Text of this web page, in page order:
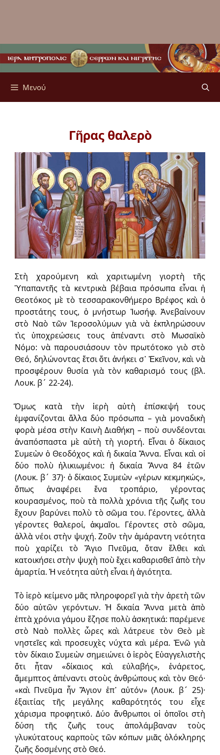
Μενού
Γῆρας θαλερὸ
Στὴ χαρούμενη καὶ χαριτωμένη γιορ­τὴ τῆς
Ὑπαπαντῆς τὰ κεντρικὰ βέβαια πρόσωπα εἶναι ἡ
Θεοτόκος μὲ τὸ τεσσαρακονθήμερο Βρέφος καὶ ὁ
προστάτης τους, ὁ μνήστωρ Ἰωσήφ. Ἀνεβαίνουν
στὸ Ναὸ τῶν Ἱεροσολύμων γιὰ νὰ ἐκπληρώσουν
τὶς ὑποχρεώσεις τους ἀπέναντι στὸ Μωσαϊκὸ
Νόμο: νὰ παρουσιάσουν τὸν πρωτότοκο γιὸ στὸ
Θεό, δηλώνοντας ἔτσι ὅτι ἀνήκει σ᾿ Ἐκεῖνον, καὶ νὰ
προσφέρουν θυσία γιὰ τὸν καθαρισμό τους (βλ.
Λουκ. β´ 22-24).
Ὅμως κατὰ τὴν ἱερὴ αὐτὴ ἐπίσκεψή τους
ἐμφανίζονται ἄλλα δύο πρόσωπα – γιὰ μοναδικὴ
φορὰ μέσα στὴν Καινὴ Διαθήκη – ποὺ συνδέονται
ἀναπόσπαστα μὲ αὐτὴ τὴ γιορτή. Εἶναι ὁ δίκαιος
Συμεὼν ὁ Θεοδόχος καὶ ἡ δικαία Ἄννα. Εἶναι καὶ οἱ
δύο πολὺ ἡλικιωμένοι: ἡ δικαία Ἄννα 84 ἐτῶν
(Λουκ. β´ 37)· ὁ δίκαιος Συμεὼν «γέρων κεκμηκώς»,
ὅπως ἀναφέρει ἕνα τροπάριο, γέροντας
κουρασμένος, ποὺ τὰ πολλὰ χρόνια τῆς ζωῆς του
ἔχουν βαρύνει πολὺ τὸ σῶμα του. Γέροντες, ἀλλὰ
γέροντες θαλεροί, ἀκμαῖοι. Γέροντες στὸ σῶμα,
ἀλλὰ νέοι στὴν ψυχή. Ζοῦν τὴν ἀμάραντη νεότητα
ποὺ χαρίζει τὸ Ἅγιο Πνεῦμα, ὅταν ἔλθει καὶ
κατοικήσει στὴν ψυχὴ ποὺ ἔχει καθαρισθεῖ ἀπὸ τὴν
ἁμαρτία. Ἡ νεότητα αὐτὴ εἶναι ἡ ἁγιότητα.
Τὸ ἱερὸ κείμενο μᾶς πληροφορεῖ γιὰ τὴν ἀρετὴ τῶν
δύο αὐτῶν γερόντων. Ἡ δικαία Ἄννα μετὰ ἀπὸ
ἑπτὰ χρόνια γάμου ἔζησε πολὺ ἀσκητικά: παρέμενε
στὸ Ναὸ πολλὲς ὧρες καὶ λάτρευε τὸν Θεὸ μὲ
νηστεῖες καὶ προσευχὲς νύχτα καὶ μέρα. Ἐνῶ γιὰ
τὸν δίκαιο Συμεὼν σημειώνει ὁ ἱερὸς Εὐαγγελιστὴς
ὅτι ἦταν «δίκαιος καὶ εὐλαβής», ἐνάρετος,
ἄμεμπτος ἀπέναν­τι στοὺς ἀνθρώπους καὶ τὸν Θεό·
«καὶ Πνεῦμα ἦν Ἅγιον ἐπ᾿ αὐτόν» (Λουκ. β´ 25)·
ἐξαιτίας τῆς μεγάλης καθαρότητός του εἶχε
χάρισμα προφητικό. Δύο ἄνθρωποι οἱ ὁποῖοι στὴ
δύση τῆς ζωῆς τους ἀπολάμβαναν τοὺς
γλυκύτατους καρποὺς τῶν κόπων μιᾶς ὁλόκληρης
ζωῆς δοσμένης στὸ Θεό.